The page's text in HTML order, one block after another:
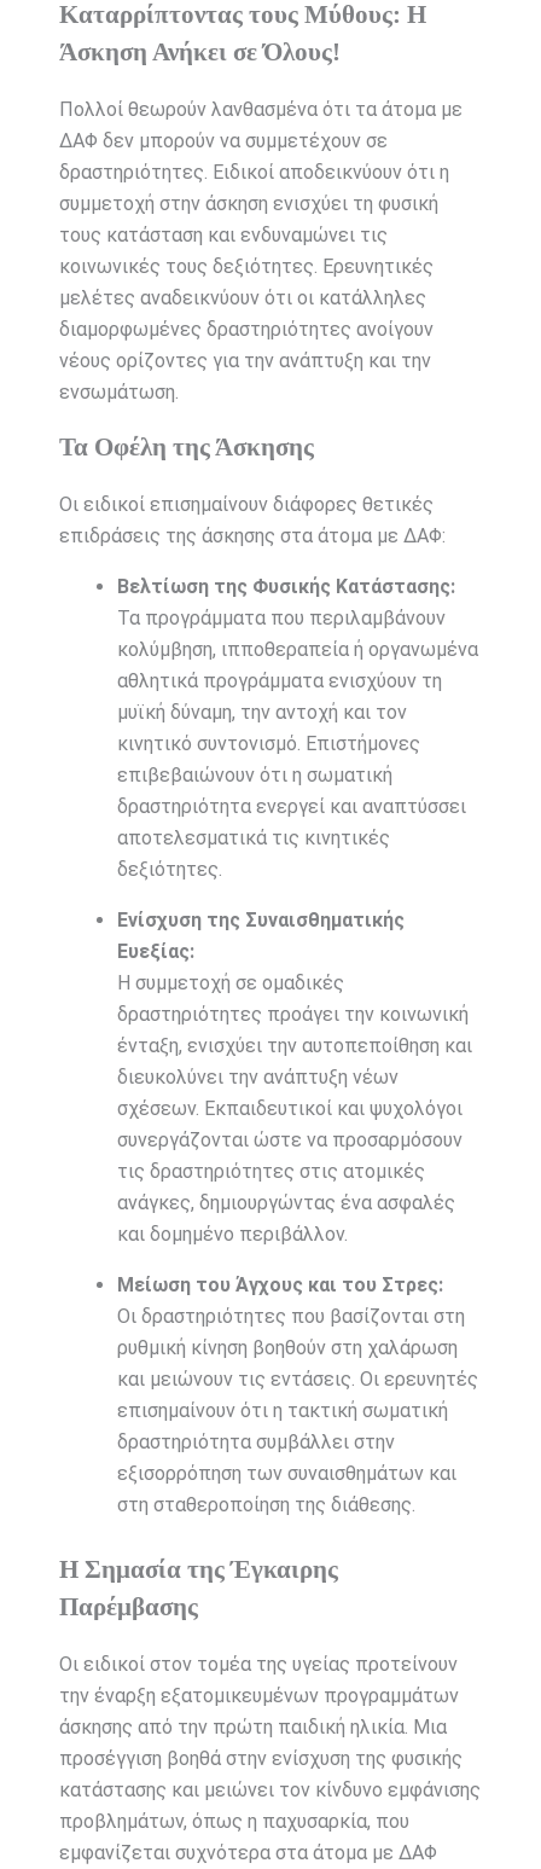
Καταρρίπτοντας τους Μύθους: Η
Άσκηση Ανήκει σε Όλους!
Πολλοί θεωρούν λανθασμένα ότι τα άτομα με
ΔΑΦ δεν μπορούν να συμμετέχουν σε
δραστηριότητες. Ειδικοί αποδεικνύουν ότι η
συμμετοχή στην άσκηση ενισχύει τη φυσική
τους κατάσταση και ενδυναμώνει τις
κοινωνικές τους δεξιότητες. Ερευνητικές
μελέτες αναδεικνύουν ότι οι κατάλληλες
διαμορφωμένες δραστηριότητες ανοίγουν
νέους ορίζοντες για την ανάπτυξη και την
ενσωμάτωση.
Τα Οφέλη της Άσκησης
Οι ειδικοί επισημαίνουν διάφορες θετικές
επιδράσεις της άσκησης στα άτομα με ΔΑΦ:
Βελτίωση της Φυσικής Κατάστασης:
Τα προγράμματα που περιλαμβάνουν
κολύμβηση, ιπποθεραπεία ή οργανωμένα
αθλητικά προγράμματα ενισχύουν τη
μυϊκή δύναμη, την αντοχή και τον
κινητικό συντονισμό. Επιστήμονες
επιβεβαιώνουν ότι η σωματική
δραστηριότητα ενεργεί και αναπτύσσει
αποτελεσματικά τις κινητικές
δεξιότητες.
Ενίσχυση της Συναισθηματικής
Ευεξίας:
Η συμμετοχή σε ομαδικές
δραστηριότητες προάγει την κοινωνική
ένταξη, ενισχύει την αυτοπεποίθηση και
διευκολύνει την ανάπτυξη νέων
σχέσεων. Εκπαιδευτικοί και ψυχολόγοι
συνεργάζονται ώστε να προσαρμόσουν
τις δραστηριότητες στις ατομικές
ανάγκες, δημιουργώντας ένα ασφαλές
και δομημένο περιβάλλον.
Μείωση του Άγχους και του Στρες:
Οι δραστηριότητες που βασίζονται στη
ρυθμική κίνηση βοηθούν στη χαλάρωση
και μειώνουν τις εντάσεις. Οι ερευνητές
επισημαίνουν ότι η τακτική σωματική
δραστηριότητα συμβάλλει στην
εξισορρόπηση των συναισθημάτων και
στη σταθεροποίηση της διάθεσης.
Η Σημασία της Έγκαιρης
Παρέμβασης
Οι ειδικοί στον τομέα της υγείας προτείνουν
την έναρξη εξατομικευμένων προγραμμάτων
άσκησης από την πρώτη παιδική ηλικία. Μια
προσέγγιση βοηθά στην ενίσχυση της φυσικής
κατάστασης και μειώνει τον κίνδυνο εμφάνισης
προβλημάτων, όπως η παχυσαρκία, που
εμφανίζεται συχνότερα στα άτομα με ΔΑΦ